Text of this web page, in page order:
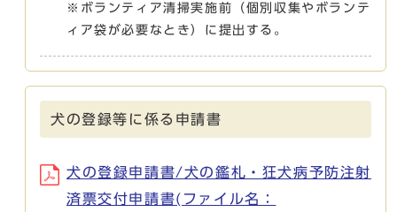
※ボランティア清掃実施前（個別収集やボランテ
ィア袋が必要なとき）に提出する。
犬の登録等に係る申請書
犬の登録申請書/犬の鑑札・狂犬病予防注射
済票交付申請書(ファイル名：